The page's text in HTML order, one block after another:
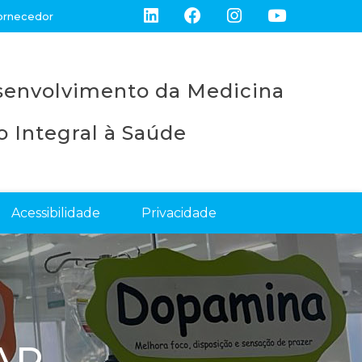
da Medicina
Integral à Saúde
Acessibilidade Privacidade